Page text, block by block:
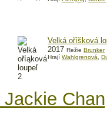
Velká oříšková
2017RežieBrunker
HrajíWahlgrenová ,
Chan